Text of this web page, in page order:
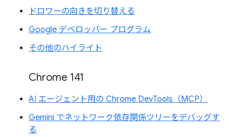
ドロワーの向きを切り替える
Google デベロッパー プログラム
その他のハイライト
Chrome 141
AI エージェント用の Chrome DevTools（MCP）
Gemini でネットワーク依存関係ツリーをデバッグす
る